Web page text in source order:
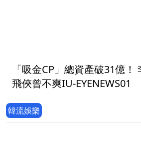
「吸金CP」總資產破31億
飛俠曾不爽IU-EYENEWS01
韓流娛樂